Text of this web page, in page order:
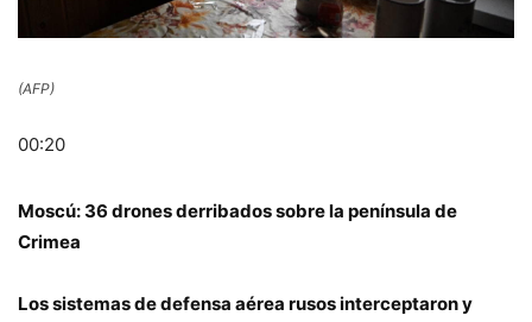
(AFP)
00:20
Moscú: 36 drones derribados sobre la península de
Crimea
Los sistemas de defensa aérea rusos interceptaron y